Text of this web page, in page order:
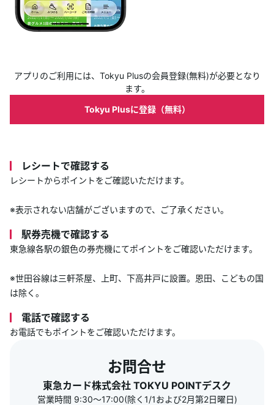
よくあるご質問
アプリのご利用には、Tokyu Plusの会員登録(無料)が必要となり
ます。
Tokyu Plusに登録（無料）
レシートで確認する
レシートからポイントをご確認いただけます。
※表示されない店舗がございますので、ご了承ください。
駅券売機で確認する
東急線各駅の銀色の券売機にてポイントをご確認いただけます。
※世田谷線は三軒茶屋、上町、下高井戸に設置。恩田、こどもの国
は除く。
電話で確認する
お電話でもポイントをご確認いただけます。
お問合せ
東急カード株式会社 TOKYU POINTデスク
営業時間 9:30～17:00(除く1/1および2月第2日曜日)